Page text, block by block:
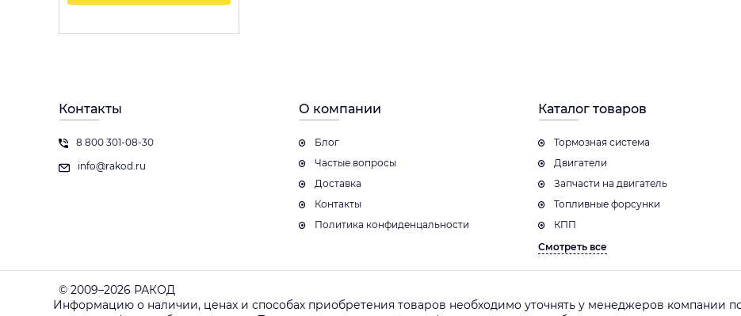
Контакты
8 800 301-08-30
info@rakod.ru
О компании
Блог
Частые вопросы
Доставка
Контакты
Политика конфиденцальности
Каталог товаров
Тормозная система
Двигатели
Запчасти на двигатель
Топливные форсунки
КПП
Смотреть все
© 2009–2026 РАКОД
Информацию о наличии, ценах и способах приобретения товаров необходимо уточнять у менеджеров компании